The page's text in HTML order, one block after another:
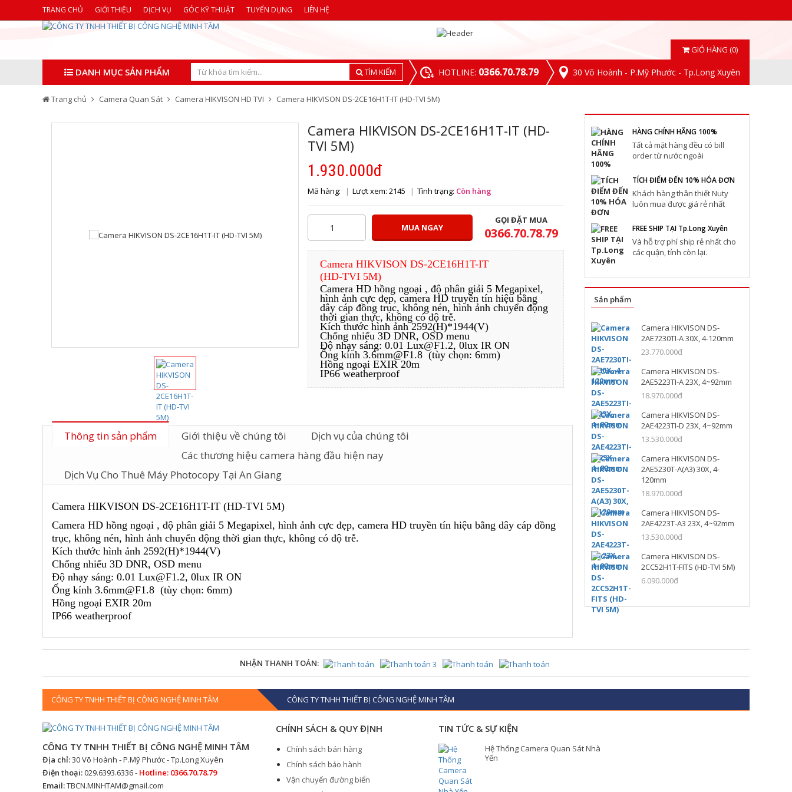
TRANG CHỦ GIỚI THIỆU DỊCH VỤ GÓC KỸ THUẬT TUYỂN DỤNG LIÊN HỆ
GIỎ HÀNG (0)
DANH MỤC SẢN PHẨM TÌM KIẾM HOTLINE: 0366.70.78.79 30 Võ Hoành - P.Mỹ Phước - Tp.Long Xuyên
Trang chủ Camera Quan Sát Camera HIKVISON HD TVI Camera HIKVISON DS-2CE16H1T-IT (HD-TVI 5M)
Camera HIKVISON DS-2CE16H1T-IT (HD-
TVI 5M)
1.930.000đ
Mã hàng: Lượt xem: 2145 Tình trạng: Còn hàng
MUA NGAY
GỌI ĐẶT MUA
0366.70.78.79
Camera HIKVISON DS-2CE16H1T-IT
(HD-TVI 5M)
Camera HD hồng ngoại , độ phân giải 5 Megapixel,
hình ảnh cực đẹp, camera HD truyền tín hiệu bằng
dây cáp đồng trục, không nén, hình ảnh chuyển động
thời gian thực, không có độ trễ.
Kích thước hình ảnh 2592(H)*1944(V)
Chống nhiểu 3D DNR, OSD menu
Độ nhạy sáng: 0.01 Lux@F1.2, 0lux IR ON
Ống kính 3.6mm@F1.8 (tùy chọn: 6mm)
Hồng ngoại EXIR 20m
IP66 weatherproof
Thông tin sản phẩm Giới thiệu về chúng tôi
Dịch vụ của chúng tôi
Các thương hiệu camera hàng đầu hiện nay
Dịch Vụ Cho Thuê Máy Photocopy Tại An Giang
Camera HIKVISON DS-2CE16H1T-IT (HD-TVI 5M)
Camera HD hồng ngoại , độ phân giải 5 Megapixel, hình ảnh cực đẹp, camera HD truyền tín hiệu bằng dây cáp đồng
trục, không nén, hình ảnh chuyển động thời gian thực, không có độ trễ.
Kích thước hình ảnh 2592(H)*1944(V)
Chống nhiểu 3D DNR, OSD menu
Độ nhạy sáng: 0.01 Lux@F1.2, 0lux IR ON
Ống kính 3.6mm@F1.8 (tùy chọn: 6mm)
Hồng ngoại EXIR 20m
IP66 weatherproof
HÀNG CHÍNH HÃNG 100%
Tất cả mặt hàng đều có bill
order từ nước ngoài
TÍCH ĐIỂM ĐẾN 10% HÓA ĐƠN
Khách hàng thân thiết Nuty
luôn mua được giá rẻ nhất
FREE SHIP TẠI Tp.Long Xuyên
Và hỗ trợ phí ship rẻ nhất cho
các quận, tỉnh còn lại.
Sản phẩm
Camera HIKVISON DS-
2AE7230TI-A 30X, 4-120mm
23.770.000đ
Camera HIKVISON DS-
2AE5223TI-A 23X, 4~92mm
18.970.000đ
Camera HIKVISON DS-
2AE4223TI-D 23X, 4~92mm
13.530.000đ
Camera HIKVISON DS-
2AE5230T-A(A3) 30X, 4-
120mm
18.970.000đ
Camera HIKVISON DS-
2AE4223T-A3 23X, 4~92mm
13.530.000đ
Camera HIKVISON DS-
2CC52H1T-FITS (HD-TVI 5M)
6.090.000đ
NHẬN THANH TOÁN:
CÔNG TY TNHH THIẾT BỊ CÔNG NGHỆ MINH TÂM CÔNG TY TNHH THIẾT BỊ CÔNG NGHỆ MINH TÂM
CÔNG TY TNHH THIẾT BỊ CÔNG NGHỆ MINH TÂM
Địa chỉ:30 Võ Hoành - P.Mỹ Phước - Tp.Long Xuyên
Điện thoại:029.6393.6336 - Hotline: 0366.70.78.79
Email:TBCN.MINHTAM@gmail.com
CHÍNH SÁCH & QUY ĐỊNH
Chính sách bán hàng
Chính sách bảo hành
Vận chuyển đường biển
TIN TỨC & SỰ KIỆN
Hệ Thống Camera Quan Sát Nhà
Yến